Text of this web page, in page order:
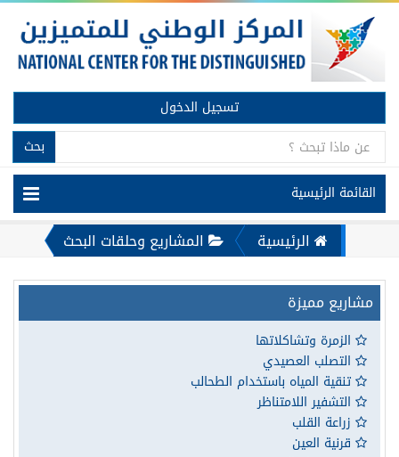
تسجيل الدخول
بحث
القائمة الرئيسية
الرئيسية المشاريع وحلقات البحث
مشاريع مميزة
الزمرة وتشاكلاتها
التصلب العصيدي
تنقية المياه باستخدام الطحالب
التشفير اللامتناظر
زراعة القلب
قرنية العين